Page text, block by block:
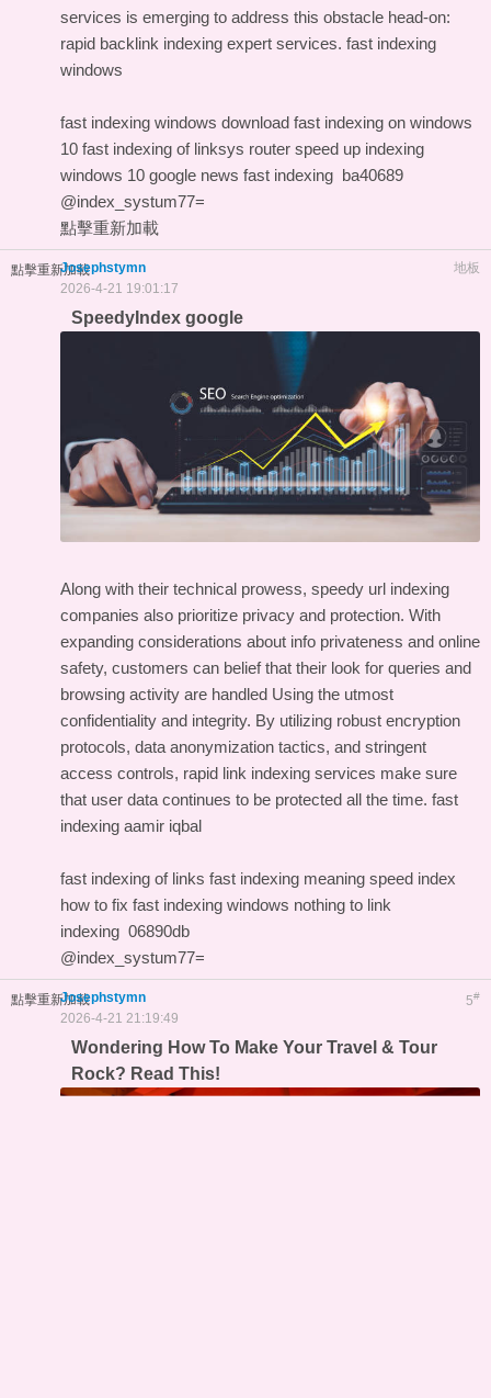
services is emerging to address this obstacle head-on:
rapid backlink indexing expert services. fast indexing
windows
fast indexing windows download fast indexing on windows
10 fast indexing of linksys router speed up indexing
windows 10 google news fast indexing ba40689
@index_systum77=
點擊重新加載
點擊重新加載 地板
Josephstymn
2026-4-21 19:01:17
SpeedyIndex google
Along with their technical prowess, speedy url indexing
companies also prioritize privacy and protection. With
expanding considerations about info privateness and online
safety, customers can belief that their look for queries and
browsing activity are handled Using the utmost
confidentiality and integrity. By utilizing robust encryption
protocols, data anonymization tactics, and stringent
access controls, rapid link indexing services make sure
that user data continues to be protected all the time. fast
indexing aamir iqbal
fast indexing of links fast indexing meaning speed index
how to fix fast indexing windows nothing to link
indexing 06890db
@index_systum77=
點擊重新加載 5#
Josephstymn
2026-4-21 21:19:49
Wondering How To Make Your Travel & Tour
Rock? Read This!